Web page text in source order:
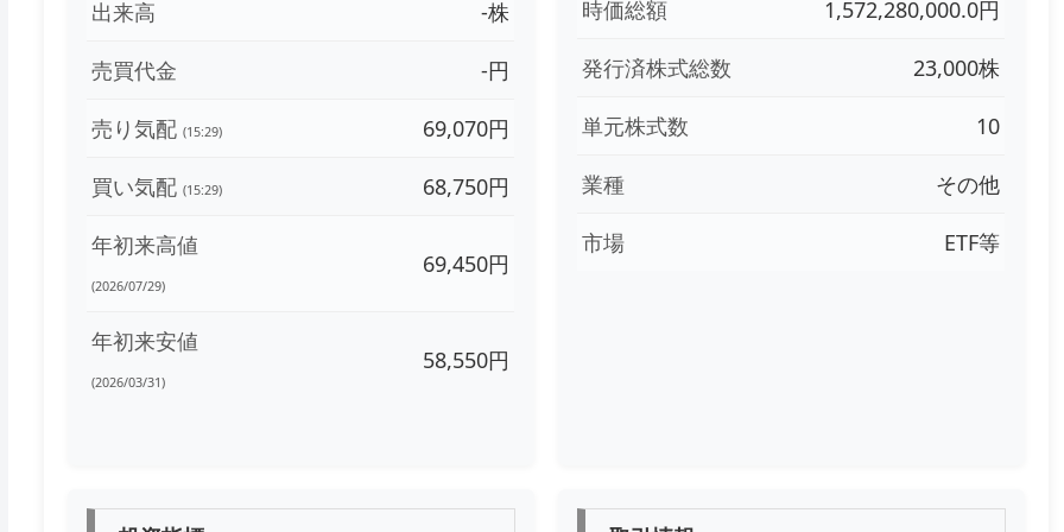
出来高 -株
売買代金 -円
売り気配 (15:29) 69,070円
買い気配 (15:29) 68,750円
年初来高値
(2026/07/29)
69,450円
年初来安値
(2026/03/31)
58,550円
時価総額 1,572,280,000.0円
発行済株式総数 23,000株
単元株式数 10
業種 その他
市場 ETF等